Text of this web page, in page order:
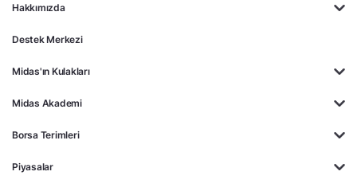
Hakkımızda
Destek Merkezi
Midas'ın Kulakları
Midas Akademi
Borsa Terimleri
Piyasalar